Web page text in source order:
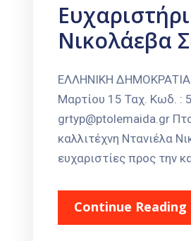
Νικολάεβα
ΕΛΛΗΝΙΚΗ
Μαρτίου 15 Ταχ. Κωδ. :
grtyp@ptolemaida.gr
καλλιτέχνη Ντανιέλα
ευχαριστίες προς την
Continue Reading